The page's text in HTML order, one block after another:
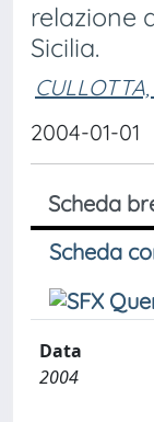
relazione
Sicilia.
2004-01-01
Scheda
Scheda
Data
2004